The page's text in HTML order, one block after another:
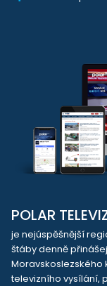
POLAR
je nejúspěšnější
štáby denně
Moravskoslezského
televizního vysílání,